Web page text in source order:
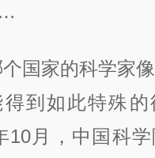
家的科学家像
到如此特殊的
10月，中国科